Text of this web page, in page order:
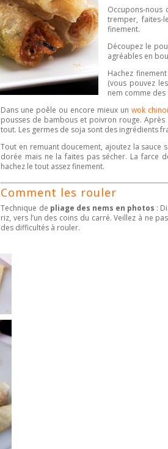
Occupons-
tremper, faites-
finement.
Découpez le
agréables en
Hachez
(vous pouvez
nem comme
Dans une poêle ou encore mieux unwok
pousses de bambous et poivron rouge.
tout. Les germes de soja sont des ingrédients
Tout en remuant doucement, ajoutez la
dorée mais ne la faites pas sécher. La farce
hachez le tout assez finement.
Comment les rouler
Technique de pliage des nems en photos :
riz, vers l’un des coins du carré. Veillez à ne
des difficultés à rouler.